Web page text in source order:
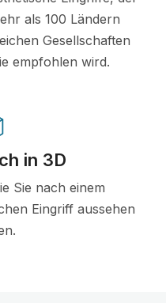
als 100 Ländern
Gesellschaften
empfohlen wird.
in 3D
Sie nach einem
Eingriff aussehen